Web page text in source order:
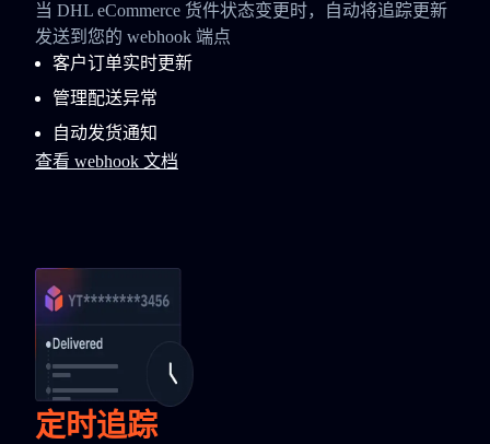
当 DHL eCommerce 货件状态变更时，自动将追踪更新
发送到您的 webhook 端点
客户订单实时更新
管理配送异常
自动发货通知
查看 webhook 文档
定时追踪